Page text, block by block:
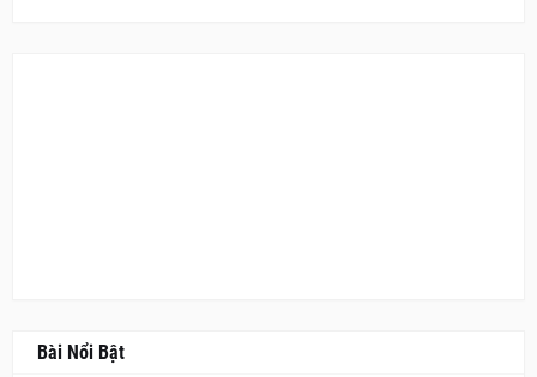
Bài Nổi Bật